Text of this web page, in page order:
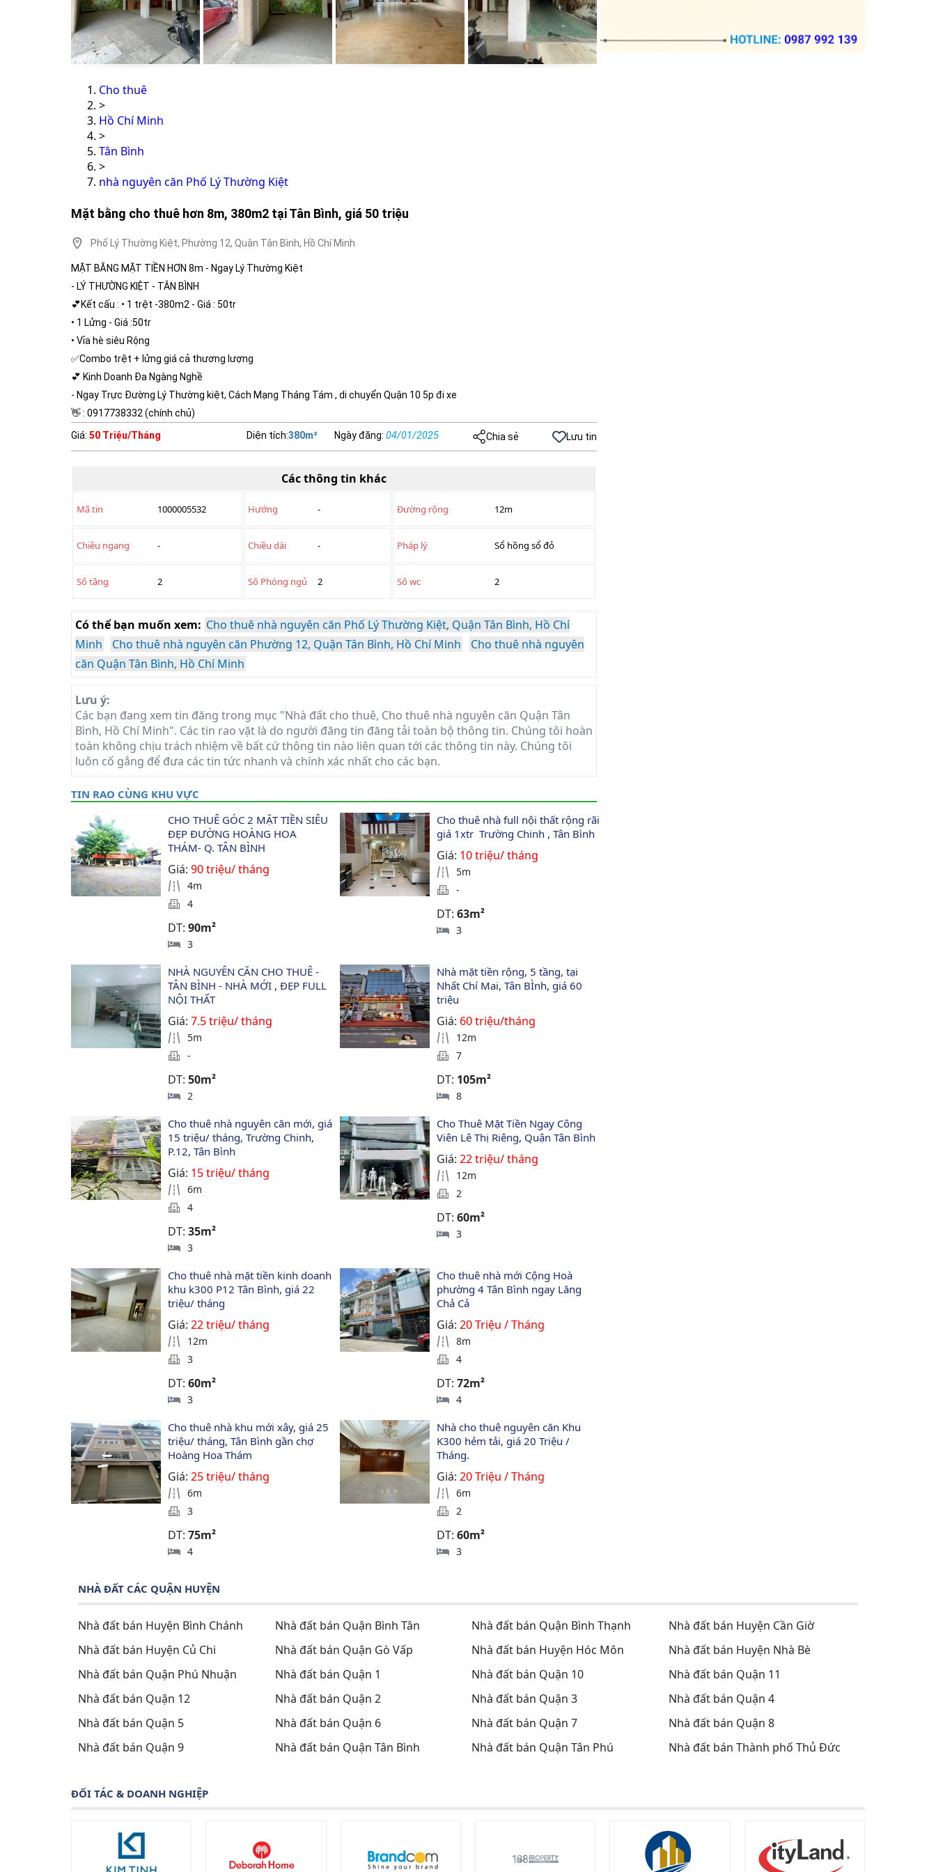
Cho thuê
>
Hồ Chí Minh
>
Tân Bình
>
nhà nguyên căn Phố Lý Thường Kiệt
Mặt bằng cho thuê hơn 8m, 380m2 tại Tân Bình, giá 50 triệu
Phố Lý Thường Kiệt, Phường 12, Quận Tân Bình, Hồ Chí Minh
MẶT BẰNG MẶT TIỀN HƠN 8m - Ngay Lý Thường Kiệt
- LÝ THƯỜNG KIỆT - TÂN BÌNH
💕Kết cấu : • 1 trệt -380m2 - Giá : 50tr
• 1 Lửng - Giá :50tr
• Vỉa hè siêu Rộng
✅Combo trệt + lửng giá cả thương lượng
💕 Kinh Doanh Đa Ngàng Nghề
- Ngay Trực Đường Lý Thường kiệt, Cách Mạng Tháng Tám , di chuyển Quận 10 5p đi xe
👋 : 0917738332 (chính chủ)
Giá: 50 Triệu/Tháng Diện tích:380m² Ngày đăng: 04/01/2025 Chia sẻ Lưu tin
Các thông tin khác
Mã tin 1000005532 Hướng - Đường rộng 12m
Chiều ngang - Chiều dài - Pháp lý Sổ hồng sổ đỏ
Số tầng 2 Số Phòng ngủ 2 Số wc 2
Có thể bạn muốn xem: Cho thuê nhà nguyên căn Phố Lý Thường Kiệt, Quận Tân Bình, Hồ Chí
Minh
Cho thuê nhà nguyên căn Phường 12, Quận Tân Bình, Hồ Chí Minh
Cho thuê nhà nguyên
căn Quận Tân Bình, Hồ Chí Minh
Lưu ý:
Các bạn đang xem tin đăng trong mục "Nhà đất cho thuê, Cho thuê nhà nguyên căn Quận Tân
Bình, Hồ Chí Minh". Các tin rao vặt là do người đăng tin đăng tải toàn bộ thông tin. Chúng tôi hoàn
toàn không chịu trách nhiệm về bất cứ thông tin nào liên quan tới các thông tin này. Chúng tôi
luôn cố gắng để đưa các tin tức nhanh và chính xác nhất cho các bạn.
TIN RAO CÙNG KHU VỰC
CHO THUÊ GÓC 2 MẶT TIỀN SIÊU
ĐẸP ĐƯỜNG HOÀNG HOA
THÁM- Q. TÂN BÌNH
Giá:90 triệu/ tháng
4m
4
DT:90m²
3
Cho thuê nhà full nội thất rộng rãi
giá 1xtr  Trường Chinh , Tân Bình
Giá: 10 triệu/ tháng
5m
-
DT: 63m²
3
NHÀ NGUYÊN CĂN CHO THUÊ -
TÂN BÌNH - NHÀ MỚI , ĐẸP FULL
NỘI THẤT
Giá:7.5 triệu/ tháng
5m
-
DT:50m²
2
Nhà mặt tiền rộng, 5 tầng, tại
Nhất Chí Mai, Tân BÌnh, giá 60
triệu
Giá: 60 triệu/tháng
12m
7
DT: 105m²
8
Cho thuê nhà nguyên căn mới, giá
15 triệu/ tháng, Trường Chinh,
P.12, Tân Bình
Giá: 15 triệu/ tháng
6m
4
DT:35m²
3
Cho Thuê Mặt Tiền Ngay Công
Viên Lê Thị Riêng, Quận Tân Bình
Giá: 22 triệu/ tháng
12m
2
DT: 60m²
3
Cho thuê nhà mặt tiền kinh doanh
khu k300 P12 Tân Bình, giá 22
triệu/ tháng
Giá:22 triệu/ tháng
12m
3
DT:60m²
3
Cho thuê nhà mới Cộng Hoà
phường 4 Tân Bình ngay Lăng
Chả Cả
Giá: 20 Triệu / Tháng
8m
4
DT: 72m²
4
Cho thuê nhà khu mới xây, giá 25
triệu/ tháng, Tân Bình gần chợ
Hoàng Hoa Thám
Giá:25 triệu/ tháng
6m
3
DT:75m²
4
Nhà cho thuê nguyên căn Khu
K300 hẻm tải, giá 20 Triệu /
Tháng.
Giá: 20 Triệu / Tháng
6m
2
DT: 60m²
3
NHÀ ĐẤT CÁC QUẬN HUYỆN
Nhà đất bán Huyện Bình Chánh Nhà đất bán Quận Bình Tân Nhà đất bán Quận Bình Thạnh
Nhà đất bán Huyện Cần Giờ
Nhà đất bán Huyện Củ Chi
Nhà đất bán Quận Gò Vấp Nhà đất bán Huyện Hóc Môn
Nhà đất bán Huyện Nhà Bè
Nhà đất bán Quận Phú Nhuận
Nhà đất bán Quận 1 Nhà đất bán Quận 10
Nhà đất bán Quận 11
Nhà đất bán Quận 12
Nhà đất bán Quận 2 Nhà đất bán Quận 3
Nhà đất bán Quận 4
Nhà đất bán Quận 5
Nhà đất bán Quận 6 Nhà đất bán Quận 7
Nhà đất bán Quận 8
Nhà đất bán Quận 9
Nhà đất bán Quận Tân Bình Nhà đất bán Quận Tân Phú Nhà đất bán Thành phố Thủ Đức
ĐỐI TÁC & DOANH NGHIỆP